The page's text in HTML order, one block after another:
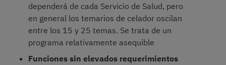
dependerá de cada Servicio de Salud, pero
en general los temarios de celador oscilan
entre los 15 y 25 temas. Se trata de un
programa relativamente asequible
Funciones sin elevados requerimientos